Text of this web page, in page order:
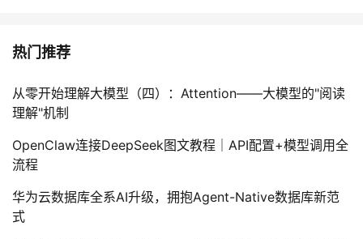
热门推荐
从零开始理解大模型（四）：Attention——大模型的"阅读
理解"机制
OpenClaw连接DeepSeek图文教程｜API配置+模型调用全
流程
华为云数据库全系AI升级，拥抱Agent-Native数据库新范
式